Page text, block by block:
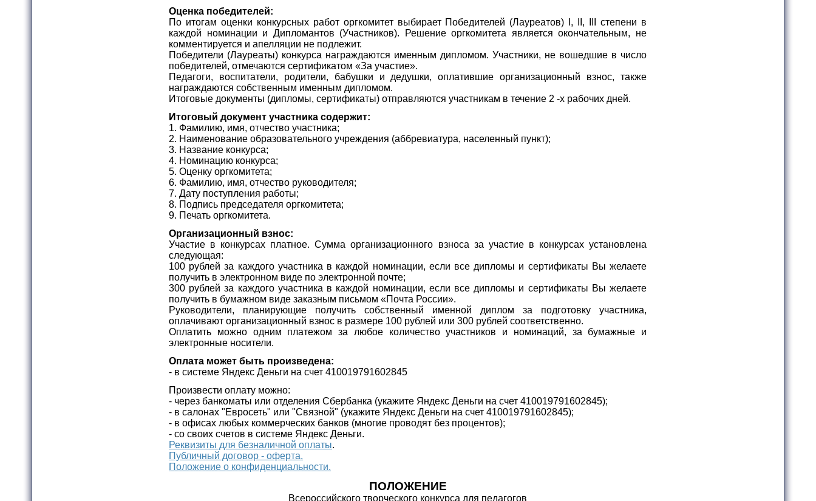
Оценка победителей:
По итогам оценки конкурсных работ оргкомитет выбирает Победителей (Лауреатов) I, II, III степени в
каждой номинации и Дипломантов (Участников). Решение оргкомитета является окончательным, не
комментируется и апелляции не подлежит.
Победители (Лауреаты) конкурса награждаются именным дипломом. Участники, не вошедшие в число
победителей, отмечаются сертификатом «За участие».
Педагоги, воспитатели, родители, бабушки и дедушки, оплатившие организационный взнос, также
награждаются собственным именным дипломом.
Итоговые документы (дипломы, сертификаты) отправляются участникам в течение 2 -х рабочих дней.
Итоговый документ участника содержит:
1. Фамилию, имя, отчество участника;
2. Наименование образовательного учреждения (аббревиатура, населенный пункт);
3. Название конкурса;
4. Номинацию конкурса;
5. Оценку оргкомитета;
6. Фамилию, имя, отчество руководителя;
7. Дату поступления работы;
8. Подпись председателя оргкомитета;
9. Печать оргкомитета.
Организационный взнос:
Участие в конкурсах платное. Сумма организационного взноса за участие в конкурсах установлена
следующая:
100 рублей за каждого участника в каждой номинации, если все дипломы и сертификаты Вы желаете
получить в электронном виде по электронной почте;
300 рублей за каждого участника в каждой номинации, если все дипломы и сертификаты Вы желаете
получить в бумажном виде заказным письмом «Почта России».
Руководители, планирующие получить собственный именной диплом за подготовку участника,
оплачивают организационный взнос в размере 100 рублей или 300 рублей соответственно.
Оплатить можно одним платежом за любое количество участников и номинаций, за бумажные и
электронные носители.
Оплата может быть произведена:
- в системе Яндекс Деньги на счет 410019791602845
Произвести оплату можно:
- через банкоматы или отделения Сбербанка (укажите Яндекс Деньги на счет 410019791602845);
- в салонах "Евросеть" или "Связной" (укажите Яндекс Деньги на счет 410019791602845);
- в офисах любых коммерческих банков (многие проводят без процентов);
- со своих счетов в системе Яндекс Деньги.
Реквизиты для безналичной оплаты.
Публичный договор - оферта.
Положение о конфиденциальности.
ПОЛОЖЕНИЕ
Всероссийского творческого конкурса для педагогов